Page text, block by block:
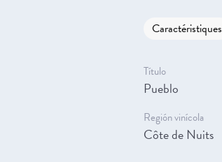
Caractéristiques
Título
Pueblo
Región vinícola
Côte de Nuits